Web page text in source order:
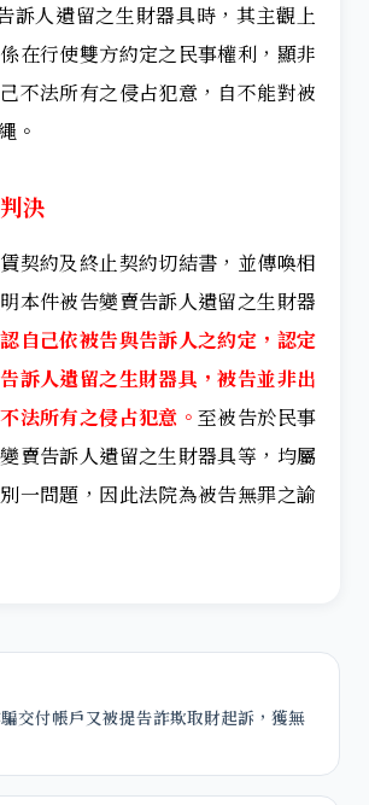
訴人遺留之生財器具時，其主觀上
在行使雙方約定之民事權利，顯非
不法所有之侵占犯意，自不能對被
。
決
契約及終止契約切結書，並傳喚相
本件被告變賣告訴人遺留之生財器
自己依被告與告訴人之約定，認定
訴人遺留之生財器具，被告並非出
法所有之侵占犯意。至被告於民事
賣告訴人遺留之生財器具等，均屬
一問題，因此法院為被告無罪之諭
交付帳戶又被提告詐欺取財起訴，獲無